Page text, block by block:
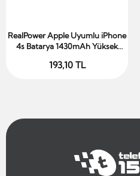
Sepete Ekle
RealPower Apple Uyumlu iPhone
4s Batarya 1430mAh Yüksek
193,10 TL